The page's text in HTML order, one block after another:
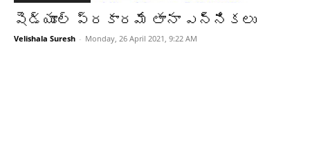
షెడ్యూల్ ప్రకారమే తానా ఎన్నికలు
Velishala Suresh - Monday, 26 April 2021, 9:22 AM